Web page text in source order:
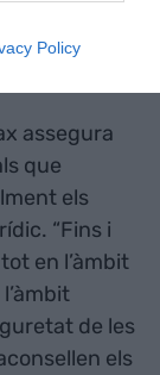
Policy
assegura
que
els
“Fins i
en l’àmbit
de les
els